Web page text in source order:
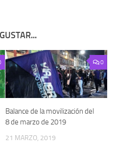
0
Balance de la movilización del
8 de marzo de 2019
21 MARZO, 2019